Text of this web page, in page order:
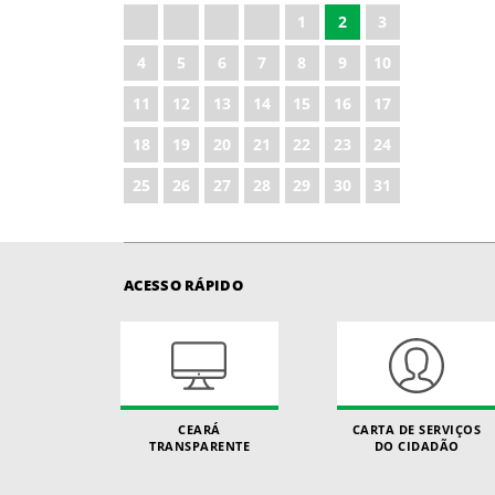
1 2
3
4
5 6 7 8 9
10
11
12 13 14 15 16
17
18
19 20 21 22 23
24
25
26 27 28 29 30 31
ACESSO RÁPIDO
CEARÁ
TRANSPARENTE
CARTA DE SERVIÇOS
DO CIDADÃO